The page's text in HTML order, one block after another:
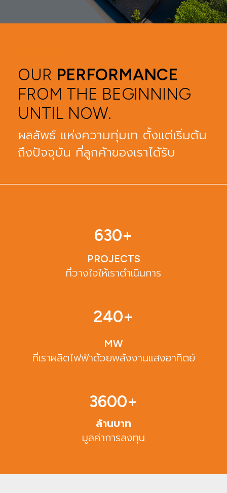
OUR PERFORMANCE
FROM THE BEGINNING
UNTIL NOW.
ผลลัพธ์ แห่งความทุ่มเท ตั้งแต่เริ่มต้น
ถึงปัจจุบัน ที่ลูกค้าของเราได้รับ
630+
PROJECTS
ที่วางใจให้เราดำเนินการ
240+
MW
ที่เราผลิตไฟฟ้าด้วยพลังงานแสงอาทิตย์
3600+
ล้านบาท
มูลค่าการลงทุน